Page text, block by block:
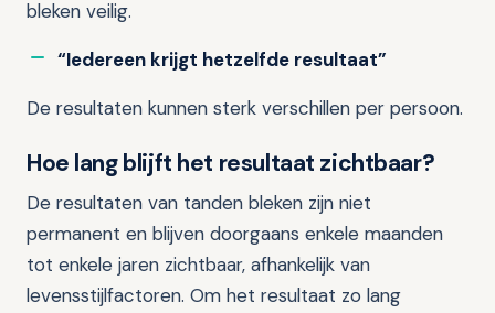
bleken veilig.
“Iedereen krijgt hetzelfde resultaat”
De resultaten kunnen sterk verschillen per persoon.
Hoe lang blijft het resultaat zichtbaar?
De resultaten van tanden bleken zijn niet
permanent en blijven doorgaans enkele maanden
tot enkele jaren zichtbaar, afhankelijk van
levensstijlfactoren. Om het resultaat zo lang